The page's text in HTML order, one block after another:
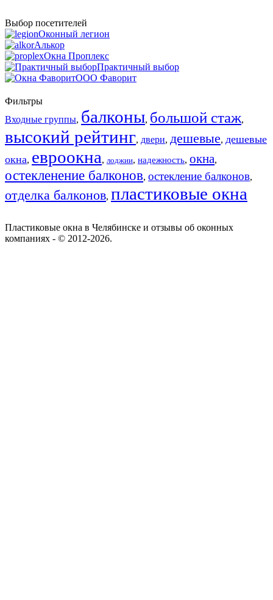
Выбор посетителей
Оконный легион
Алькор
Окна Проплекс
Практичный выбор
ООО Фаворит
Фильтры
Входные группы, балконы, большой стаж,
высокий рейтинг, двери, дешевые, дешевые
окна, евроокна, лоджии, надежность, окна,
остекленение балконов, остекление балконов,
отделка балконов, пластиковые окна
Пластиковые окна в Челябинске и отзывы об оконных
компаниях - © 2012-2026.